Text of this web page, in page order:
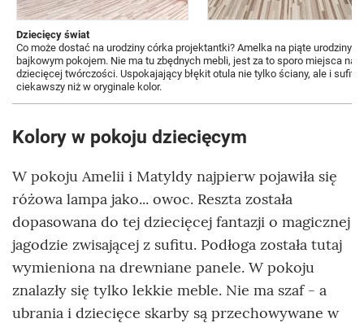
Dziecięcy świat
Co może dostać na urodziny córka projektantki? Amelka na piąte urodziny
bajkowym pokojem. Nie ma tu zbędnych mebli, jest za to sporo miejsca na
dziecięcej twórczości. Uspokajający błękit otula nie tylko ściany, ale i sufit.
ciekawszy niż w oryginale kolor.
Kolory w pokoju dziecięcym
W pokoju Amelii i Matyldy najpierw pojawiła się
różowa lampa jako... owoc. Reszta została
dopasowana do tej dziecięcej fantazji o magicznej
jagodzie zwisającej z sufitu. Podłoga została tutaj
wymieniona na drewniane panele. W pokoju
znalazły się tylko lekkie meble. Nie ma szaf - a
ubrania i dziecięce skarby są przechowywane w